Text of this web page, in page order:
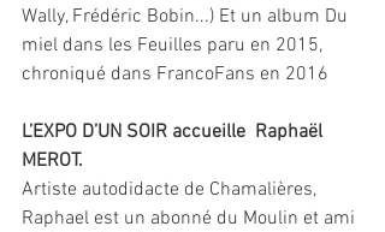
Wally, Frédéric Bobin...) Et un album Du
miel dans les Feuilles paru en 2015,
chroniqué dans FrancoFans en 2016
L’EXPO D’UN SOIR accueille  Raphaël
MEROT.
Artiste autodidacte de Chamalières,
Raphael est un abonné du Moulin et ami